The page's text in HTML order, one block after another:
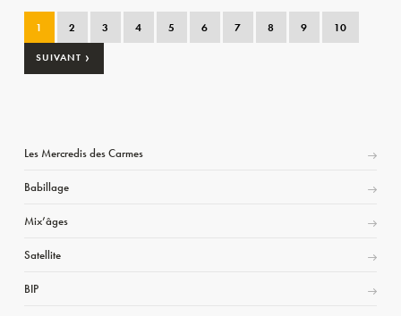
1 2 3 4 5 6 7 8 9 10
SUIVANT ›
Les Mercredis des Carmes
Babillage
Mix’âges
Satellite
BIP